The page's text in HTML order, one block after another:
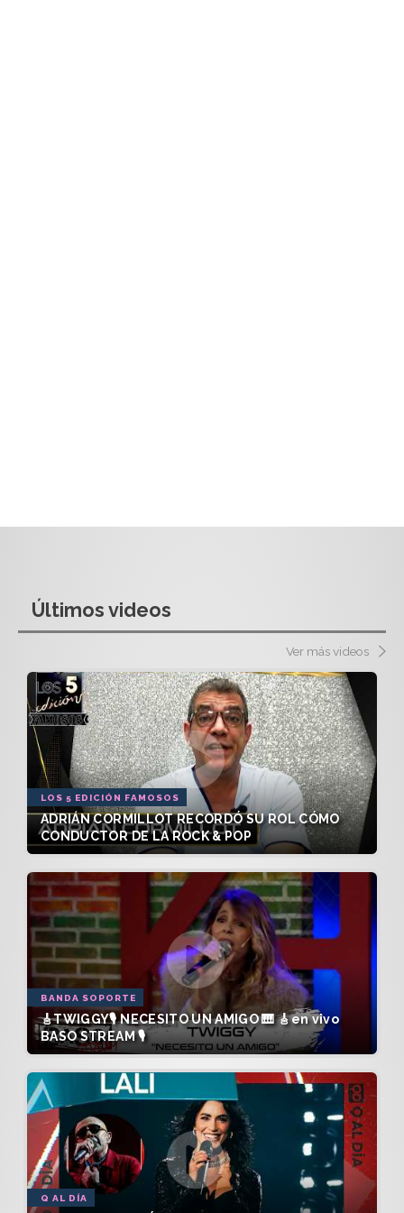
Últimos videos
Ver más videos
LOS 5 EDICIÓN FAMOSOS
ADRIÁN CORMILLOT RECORDÓ SU ROL CÓMO
CONDUCTOR DE LA ROCK & POP
BANDA SOPORTE
🎸TWIGGY🎙️ NECESITO UN AMIGO 🎹 🎸en vivo
BASO STREAM 🎙️
Q AL DÍA